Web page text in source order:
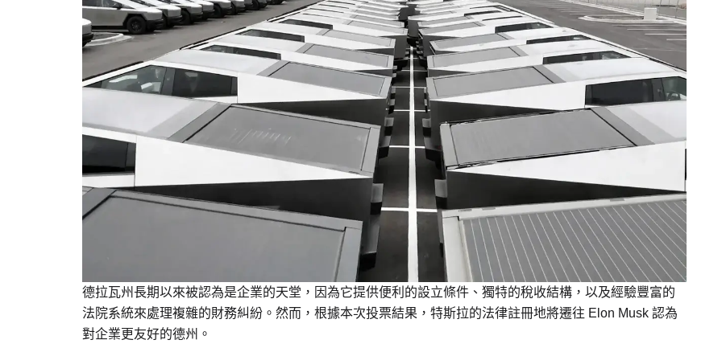
德拉瓦州長期以來被認為是企業的天堂，因為它提供便利的設立條件、獨特的稅收結構，以及經驗豐富的
法院系統來處理複雜的財務糾紛。然而，根據本次投票結果，特斯拉的法律註冊地將遷往 Elon Musk 認為
對企業更友好的德州。